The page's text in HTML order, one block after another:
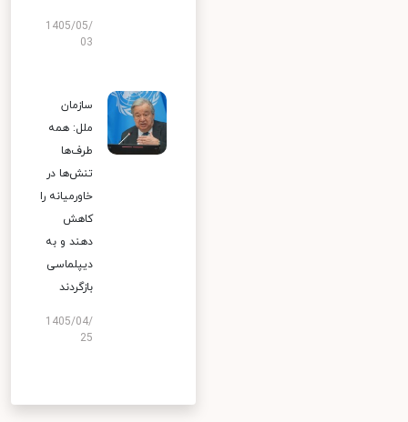
1405/05/
03
سازمان
ملل: همه
طرف‌ها
تنش‌ها در
خاورمیانه را
کاهش
دهند و به
دیپلماسی
بازگردند
1405/04/
25